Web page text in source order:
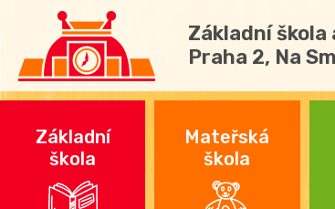
Základní škola
Praha 2, Na
Základní
škola
Mateřská
škola